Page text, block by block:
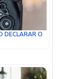
DECLARAR O